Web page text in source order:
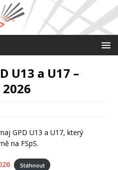
U13 a U17 –
2026
GPD U13 a U17, který
na FSpS.
Stáhnout